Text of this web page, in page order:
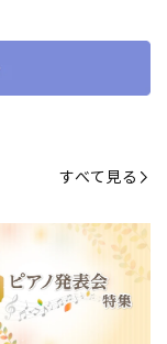
すべて見る